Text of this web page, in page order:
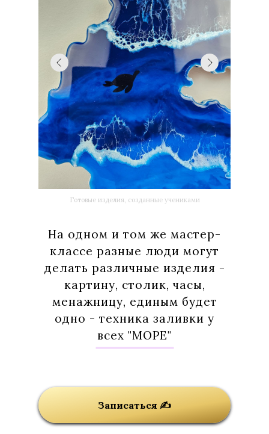
На одном и том же мастер-
классе разные люди могут
делать различные изделия -
картину, столик, часы,
менажницу, единым будет
одно - техника заливки у
всех "МОРЕ"
Готовые изделия, созданные учениками
Записаться ✍